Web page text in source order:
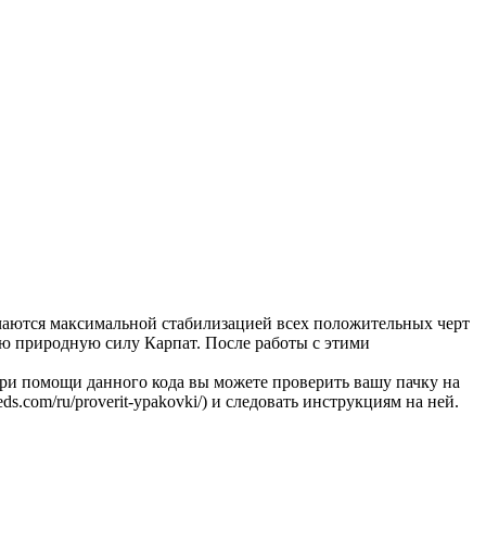
максимальной стабилизацией всех положительных черт
природную силу Карпат. После работы с этими
помощи данного кода вы можете проверить вашу пачку на
ru/proverit-ypakovki/) и следовать инструкциям на ней.